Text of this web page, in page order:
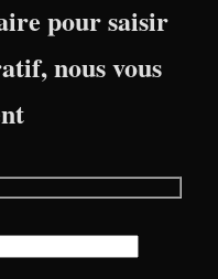
pour saisir
nous vous